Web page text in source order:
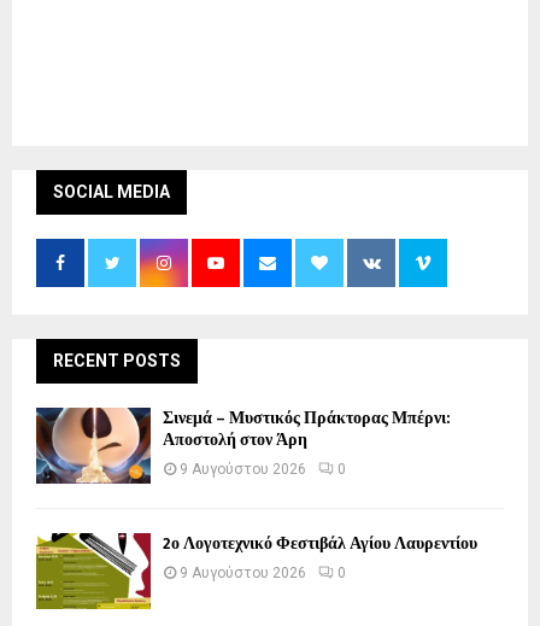
SOCIAL MEDIA
RECENT POSTS
Σινεμά – Μυστικός Πράκτορας Μπέρνι:
Αποστολή στον Άρη
9 Αυγούστου 2026 0
2ο Λογοτεχνικό Φεστιβάλ Αγίου Λαυρεντίου
9 Αυγούστου 2026 0